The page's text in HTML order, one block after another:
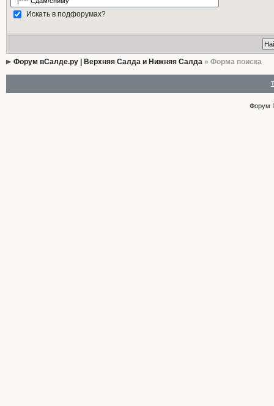
Искать в подфорумах?
Форум вСалде.ру | Верхняя Салда и Нижняя Салда» Форма поиска
Форум